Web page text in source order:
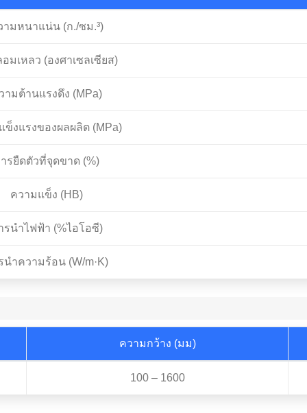
ามหนาแน่น (ก./ซม.³)
มเหลว (องศาเซลเซียส)
ามต้านแรงดึง (MPa)
ข็งแรงของผลผลิต (MPa)
รยืดตัวที่จุดขาด (%)
ความแข็ง (HB)
รนำไฟฟ้า (%ไอโอซี)
นำความร้อน (W/m·K)
ความกว้าง (มม)
100 – 1600